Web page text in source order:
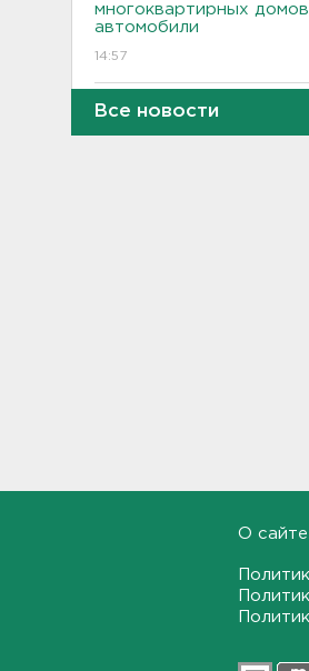
многоквартирных
автомобили
14:57
Скончался отец
Суворовском
После пожара на
“Ленты” в Красном Бору
магазинах сократился
Все новости
О сайте